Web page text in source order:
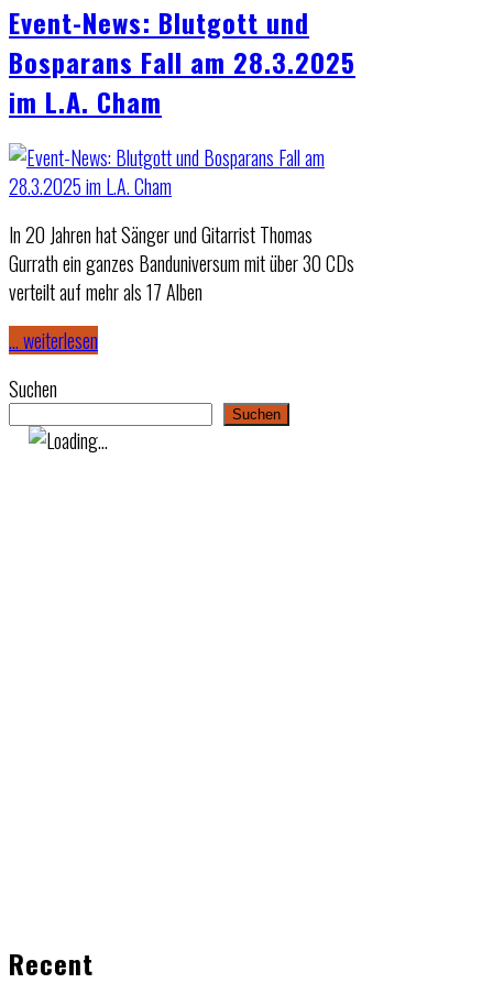
Event-News: Blutgott und
Bosparans Fall am 28.3.2025
im L.A. Cham
In 20 Jahren hat Sänger und Gitarrist Thomas
Gurrath ein ganzes Banduniversum mit über 30 CDs
verteilt auf mehr als 17 Alben
… weiterlesen
Suchen
Suchen
Recent